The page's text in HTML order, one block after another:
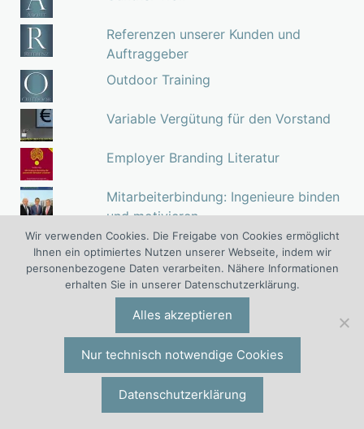
Referenzen unserer Kunden und
Auftraggeber
Outdoor Training
Variable Vergütung für den Vorstand
Employer Branding Literatur
Mitarbeiterbindung: Ingenieure binden
und motivieren
Mitarbeiterbindung
Ausgezeichnet als Managementbuch des Jahres:
Wir verwenden Cookies. Die Freigabe von Cookies ermöglicht
Ihnen ein optimiertes Nutzen unserer Webseite, indem wir
personenbezogene Daten verarbeiten. Nähere Informationen
erhalten Sie in unserer Datenschutzerklärung.
Alles akzeptieren
Nur technisch notwendige Cookies
Datenschutzerklärung